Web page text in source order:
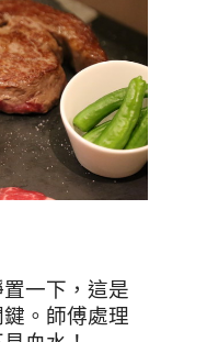
一下，這是
。師傅處理